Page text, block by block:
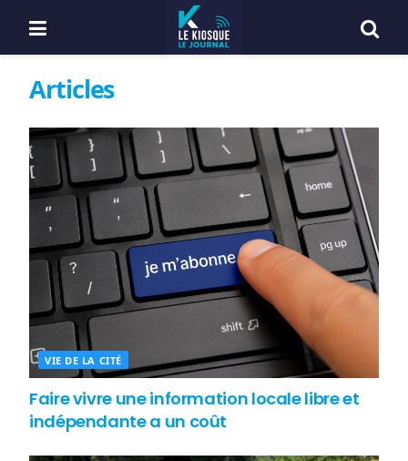
Articles
VIE DE LA CITÉ
Faire vivre une information locale libre et
indépendante a un coût